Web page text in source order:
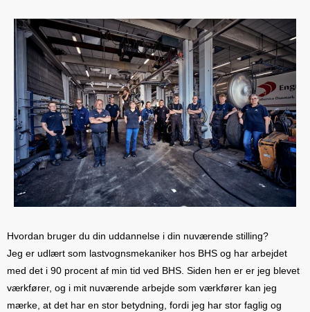
Hvordan bruger du din uddannelse i din nuværende stilling?
Jeg er udlært som lastvognsmekaniker hos BHS og har arbejdet
med det i 90 procent af min tid ved BHS. Siden hen er er jeg blevet
værkfører, og i mit nuværende arbejde som værkfører kan jeg
mærke, at det har en stor betydning, fordi jeg har stor faglig og